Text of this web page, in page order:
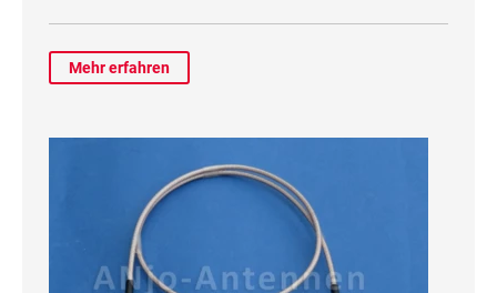
Mehr erfahren